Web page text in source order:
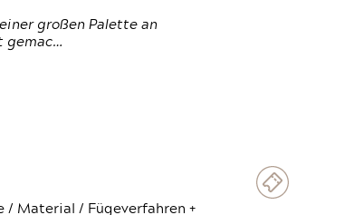
großen Palette an
gemac…
/ Material / Fügeverfahren +